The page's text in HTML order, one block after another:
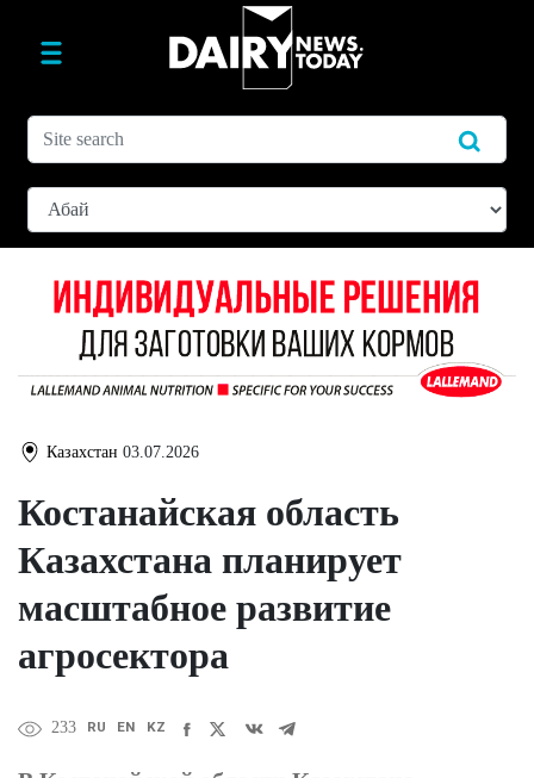
Казахстан 03.07.2026
Костанайская область
Казахстана планирует
масштабное развитие
агросектора
233 RU EN KZ